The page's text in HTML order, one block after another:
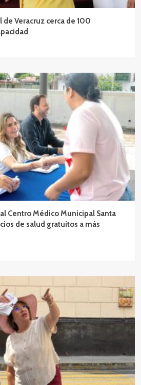
de Veracruz cerca de 100
Centro Médico Municipal Santa
de salud gratuitos a más